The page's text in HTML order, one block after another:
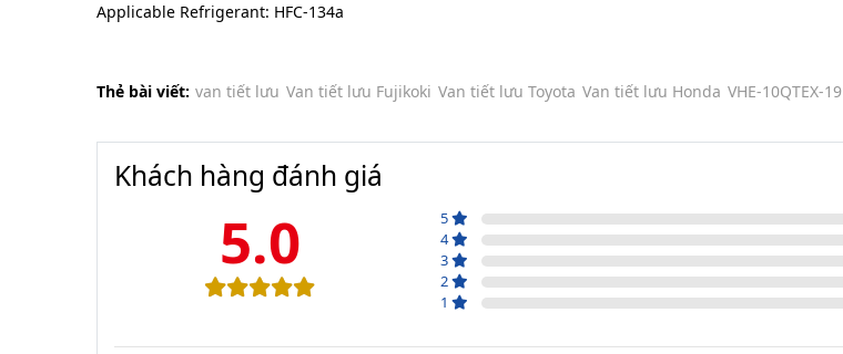
Applicable Refrigerant: HFC-134a
Thẻ bài viết: van tiết lưu Van tiết lưu Fujikoki Van tiết lưu Toyota Van tiết lưu Honda VHE-10QTEX-19
Khách hàng đánh giá
5.0 5
4
3
2
1